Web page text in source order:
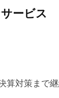
ービス
算対策まで